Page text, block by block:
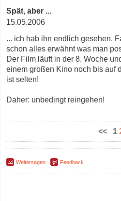
Spät, aber ...
15.05.2006
... ich hab ihn endlich gesehen.
schon alles erwähnt was man
Der Film läuft in der 8. Woche
einem großen Kino noch bis auf
ist selten!
Daher: unbedingt reingehen!
<< 1
Weitersagen Feedback